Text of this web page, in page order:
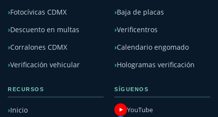
Fotocívicas CDMX
Descuento en multas
Corralones CDMX
Verificación vehicular
Baja de placas
Verificentros
Calendario engomado
Hologramas verificación
RECURSOS
Inicio
SÍGUENOS
YouTube